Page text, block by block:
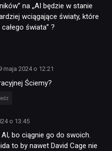
na „AI będzie w stanie
wciągające światy, które
świata” ?
maja 2024 o 12:21
Ściemy?
o 13:45
bo ciągnie go do swoich.
to by nawet David Cage nie